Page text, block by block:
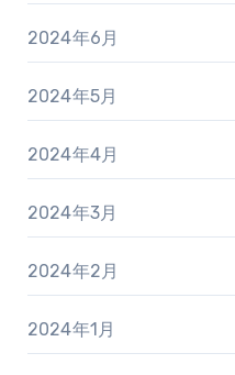
2024年6月
2024年5月
2024年4月
2024年3月
2024年2月
2024年1月